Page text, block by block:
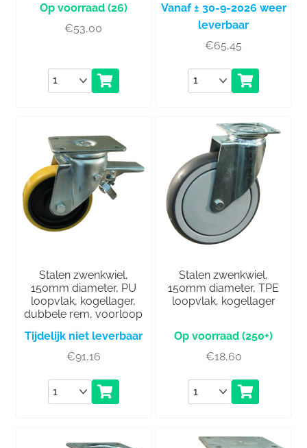
(26)
€53,00
Aantal
Vanaf ± 30-9-2026 weer
leverbaar
€65,45
Aantal
Stalen zwenkwiel,
150mm diameter, PU
loopvlak, kogellager,
dubbele rem, voorloop
Tijdelijk niet leverbaar
€91,16
Aantal
Stalen zwenkwiel,
150mm diameter, TPE
loopvlak, kogellager
(250+)
€18,60
Aantal